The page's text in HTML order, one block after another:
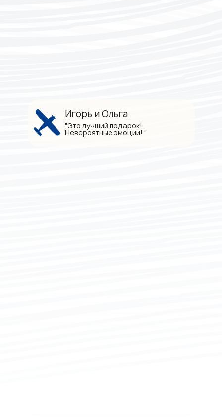
"Это лучший подарок!
Невероятные эмоции! "
Игорь и Ольга